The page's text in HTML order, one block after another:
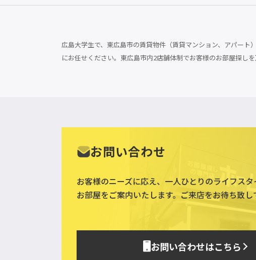
広島大学生で、東広島市の賃貸物件（賃貸マンション、アパー
にお任せください。東広島市内2店舗体制でお客様のお部屋探し
お問い合わせ
お客様のニーズに応え、一人ひとりのライフス
お部屋をご案内いたします。ご来店をお待ち致し
お問い合わせはこちら